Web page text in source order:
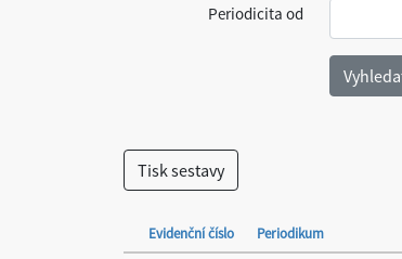
Periodicita od
Evidenční číslo Periodikum